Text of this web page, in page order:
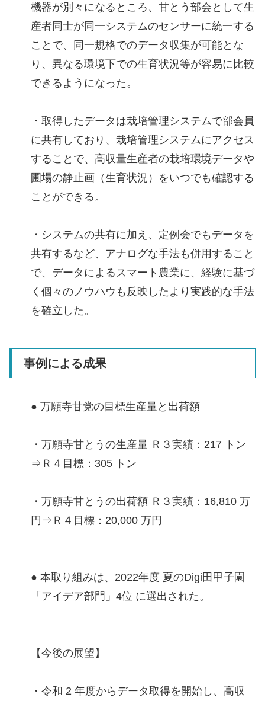
機器が別々になるところ、甘とう部会として生
産者同士が同一システムのセンサーに統一する
ことで、同一規格でのデータ収集が可能とな
り、異なる環境下での生育状況等が容易に比較
できるようになった。
・取得したデータは栽培管理システムで部会員
に共有しており、栽培管理システムにアクセス
することで、高収量生産者の栽培環境データや
圃場の静止画（生育状況）をいつでも確認する
ことができる。
・システムの共有に加え、定例会でもデータを
共有するなど、アナログな手法も併用すること
で、データによるスマート農業に、経験に基づ
く個々のノウハウも反映したより実践的な手法
を確立した。
事例による成果
● 万願寺甘党の目標生産量と出荷額
・万願寺甘とうの生産量 Ｒ３実績：217 トン
⇒Ｒ４目標：305 トン
・万願寺甘とうの出荷額 Ｒ３実績：16,810 万
円⇒Ｒ４目標：20,000 万円
● 本取り組みは、2022年度 夏のDigi田甲子園
「アイデア部門」4位 に選出された。
【今後の展望】
・令和 2 年度からデータ取得を開始し、高収